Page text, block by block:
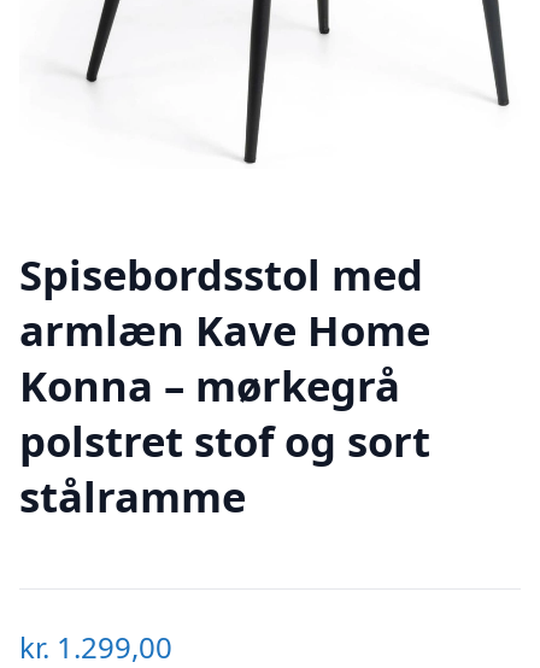
Spisebordsstol med
armlæn Kave Home
Konna – mørkegrå
polstret stof og sort
stålramme
kr. 1.299,00